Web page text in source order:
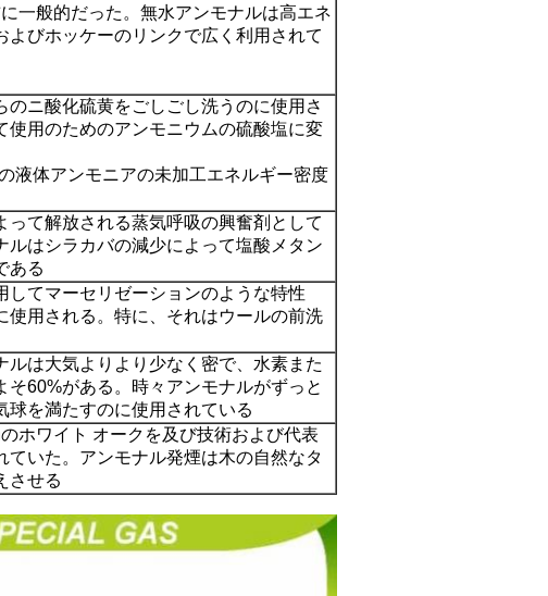
一般的だった。無水アンモナルは高エネ
よびホッケーのリンクで広く利用されて
ニ酸化硫黄をごしごし洗うのに使用さ
使用のためのアンモニウムの硫酸塩に変
液体アンモニアの未加工エネルギー密度
って解放される蒸気呼吸の興奮剤として
ルはシラカバの減少によって塩酸メタン
ある
してマーセリゼーションのような特性
使用される。特に、それはウールの前洗
は大気よりより少なく密で、水素また
60%がある。時々アンモナルがずっと
を満たすのに使用されている
ホワイト オークを及び技術および代表
ていた。アンモナル発煙は木の自然なタ
させる